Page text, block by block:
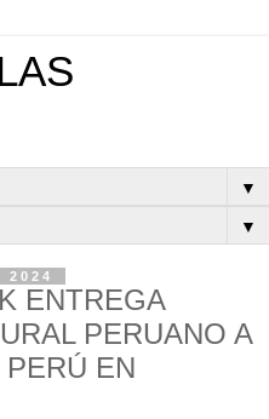
▼
▼
ENTREGA
PERUANO A
EN